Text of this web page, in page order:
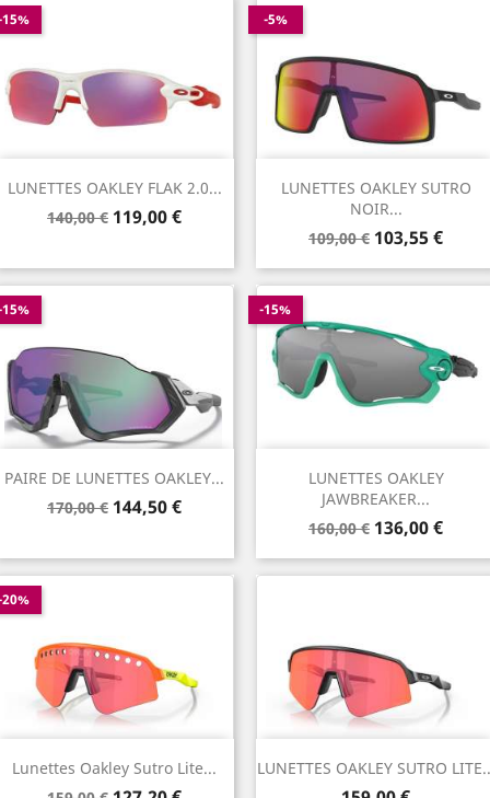
LUNETTES OAKLEY FLAK 2.0...
Prix
140,00 € Prix
119,00 €
LUNETTES OAKLEY SUTRO
NOIR...
Prix
base
109,00 €
-5%
Prix
103,55 €
PAIRE DE LUNETTES OAKLEY...
Prix
170,00 € Prix
144,50 €
LUNETTES OAKLEY
JAWBREAKER...
Prix
base
160,00 €
-15%
Prix
136,00 €
Lunettes Oakley Sutro Lite... LUNETTES OAKLEY SUTRO